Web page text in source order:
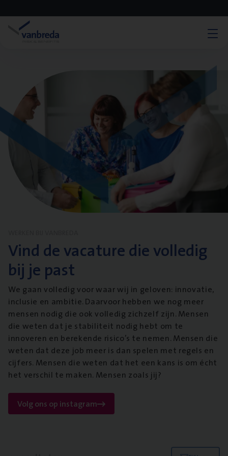
Vind de vacature die volledig
bij je past
We gaan volledig voor waar wij in geloven: innovatie,
inclusie en ambitie. Daarvoor hebben we nog meer
mensen nodig die ook volledig zichzelf zijn. Mensen
die weten dat je stabiliteit nodig hebt om te
innoveren en berekende risico’s te nemen. Mensen die
weten dat deze job meer is dan spelen met regels en
cijfers. Mensen die weten dat het een kans is om écht
het verschil te maken. Mensen zoals jij?
Volg ons op instagram